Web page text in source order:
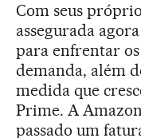
Com seus
assegurada
para enfrentar
demanda, além
medida que
Prime. A
passado um